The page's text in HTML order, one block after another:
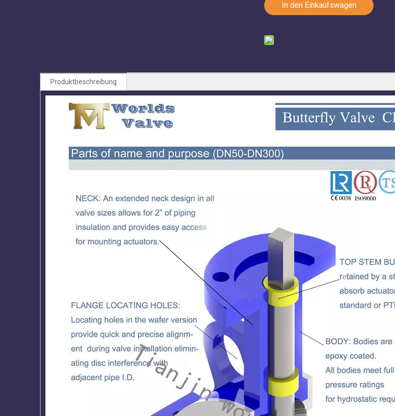
In den Einkaufswagen
Produktbeschreibung
Vollständig mit PFA ausgekleidete
Wafer LUG Doppelflansch-
Absperrklappe mit U-Profil
EPDM / NBR / VITON / BUNA-
beschichtetes Scheibenventil mit
genutetem Ende
AWWA C504 Doppelflansch-